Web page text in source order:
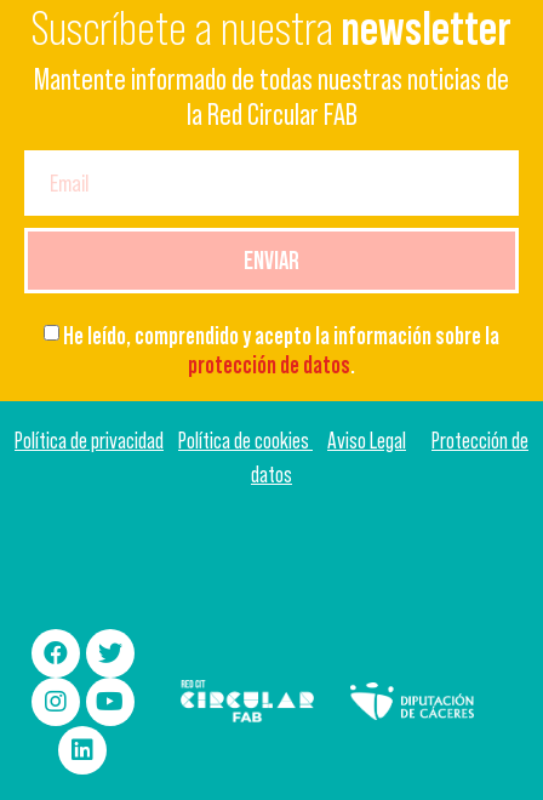
Suscríbete a nuestra newsletter
Mantente informado de todas nuestras noticias de
la Red Circular FAB
He leído, comprendido y acepto la información sobre la
protección de datos.
ENVIAR
Política de privacidad Política de cookies Aviso Legal
Protección de
datos